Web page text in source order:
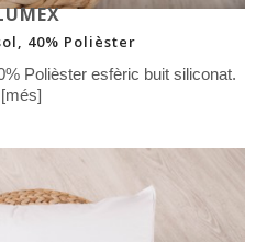
40% Polièster
Polièster esfèric buit siliconat.
[més]